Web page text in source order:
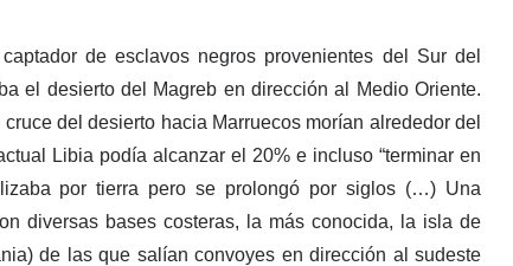
de esclavos negros provenientes del Sur del
el desierto del Magreb en dirección al Medio Oriente.
del desierto hacia Marruecos morían alrededor del
Libia podía alcanzar el 20% e incluso “terminar en
por tierra pero se prolongó por siglos (…) Una
diversas bases costeras, la más conocida, la isla de
de las que salían convoyes en dirección al sudeste